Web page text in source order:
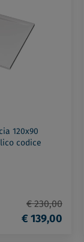
120x90
codice
€ 230,00
€ 139,00